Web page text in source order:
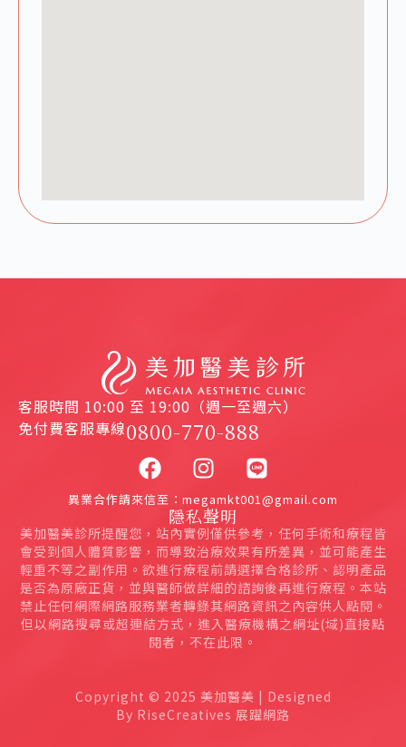
客服時間 10:00 至 19:00（週一至週六）
免付費客服專線0800-770-888
異業合作請來信至：megamkt001@gmail.com
隱私聲明
美加醫美診所提醒您，站內實例僅供參考，任何手術和療程皆
會受到個人體質影響，而導致治療效果有所差異，並可能產生
輕重不等之副作用。欲進行療程前請選擇合格診所、認明產品
是否為原廠正貨，並與醫師做詳細的諮詢後再進行療程。本站
禁止任何網際網路服務業者轉錄其網路資訊之內容供人點閱。
但以網路搜尋或超連結方式，進入醫療機構之網址(域)直接點
閱者，不在此限。
Copyright © 2025 美加醫美 | Designed
By RiseCreatives 展躍網路